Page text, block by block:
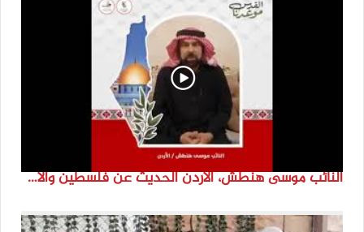
النائب موسى هنطش، الأردن الحديث عن فلسطين والاقصى هو عنصر تحدي من تحديات الأُمة في تاريخها الطويل. #انتماء2022